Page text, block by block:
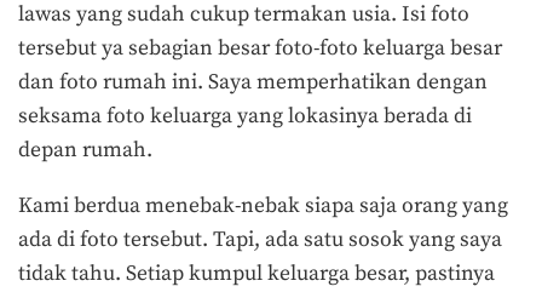
lawas yang sudah cukup termakan usia. Isi foto
tersebut ya sebagian besar foto-foto keluarga besar
dan foto rumah ini. Saya memperhatikan dengan
seksama foto keluarga yang lokasinya berada di
depan rumah.
Kami berdua menebak-nebak siapa saja orang yang
ada di foto tersebut. Tapi, ada satu sosok yang saya
tidak tahu. Setiap kumpul keluarga besar, pastinya